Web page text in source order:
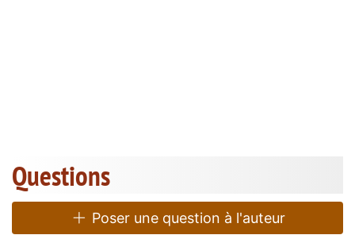
Questions
Poser une question à l'auteur